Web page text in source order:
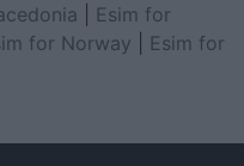
Esim for
for Norway
Esim for